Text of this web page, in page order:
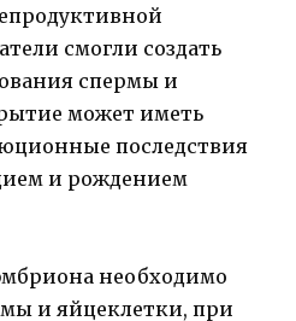
смогли создать
спермы и
может иметь
последствия
и рождением
необходимо
и яйцеклетки, при